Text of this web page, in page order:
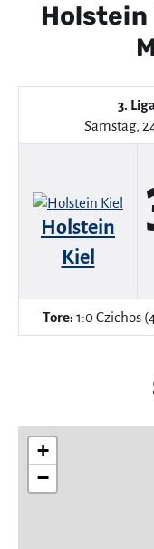
Holstein
3.
Samstag,
Holstein
Kiel
Tore: 1:0 Czichos
+
−